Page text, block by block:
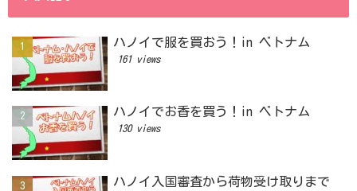
ハノイで服を買おう！in ベトナム
161 views
ハノイでお香を買う！in ベトナム
130 views
ハノイ入国審査から荷物受け取りまで